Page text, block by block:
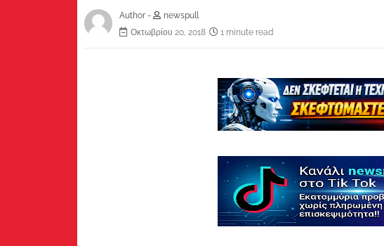
Author -
newspull
Οκτωβρίου 20, 2018
1 minute read